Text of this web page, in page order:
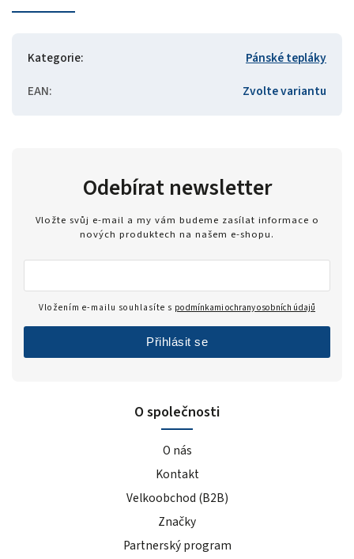
Kategorie:
Pánské tepláky
EAN: Zvolte variantu
O společnosti
O nás
Kontakt
Velkoobchod (B2B)
Značky
Partnerský program
Odebírat newsletter
Vložte svůj e-mail a my vám budeme zasílat informace o
nových produktech na našem e-shopu.
Vložením e-mailu souhlasíte s podmínkami ochrany osobních údajů
Přihlásit se